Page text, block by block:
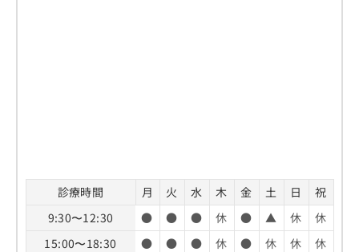
診療時間 月 火 水 木 金 土 日
祝
9:30〜12:30
● ● ● 休 ● ▲ 休
休
15:00〜18:30
● ● ● 休 ● 休 休
休